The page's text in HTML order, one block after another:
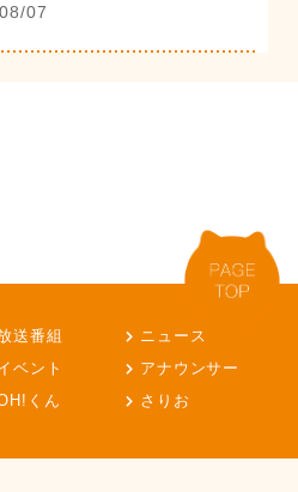
07
送番組
ニュース
ベント
アナウンサー
くん さりお